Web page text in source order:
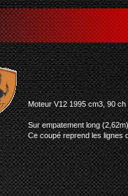
Moteur V12 1995 cm3, 90 ch
Sur empatement long
Ce coupé reprend les lignes